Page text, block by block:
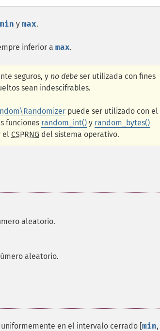
min y max.
inferior a max.
seguros, y no debe ser utilizada con fines
sean indescifrables.
puede ser utilizado con el
funciones random_int() y random_bytes()
el CSPRNG del sistema operativo.
aleatorio.
aleatorio.
en el intervalo cerrado [min,